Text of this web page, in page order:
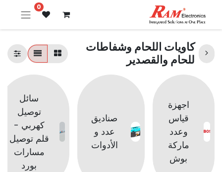
0
كاويات اللحام وشفاطات
للحام والقصدير
اجهزة
قياس
وعدد
ماركة
بوش
صناديق
عدد و
الأدوات
سائل
توصيل
كهربي -
قلم توصيل
مسارات
بورد